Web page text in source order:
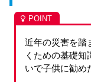
近年の災害を踏
くための基礎
いで子供に勧め